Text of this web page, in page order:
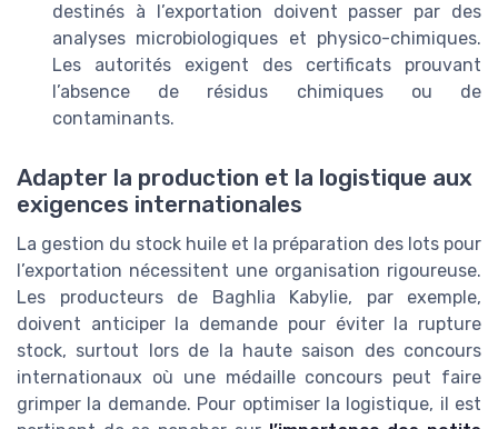
destinés à l’exportation doivent passer par des
analyses microbiologiques et physico-chimiques.
Les autorités exigent des certificats prouvant
l’absence de résidus chimiques ou de
contaminants.
Adapter la production et la logistique aux
exigences internationales
La gestion du stock huile et la préparation des lots pour
l’exportation nécessitent une organisation rigoureuse.
Les producteurs de Baghlia Kabylie, par exemple,
doivent anticiper la demande pour éviter la rupture
stock, surtout lors de la haute saison des concours
internationaux où une médaille concours peut faire
grimper la demande. Pour optimiser la logistique, il est